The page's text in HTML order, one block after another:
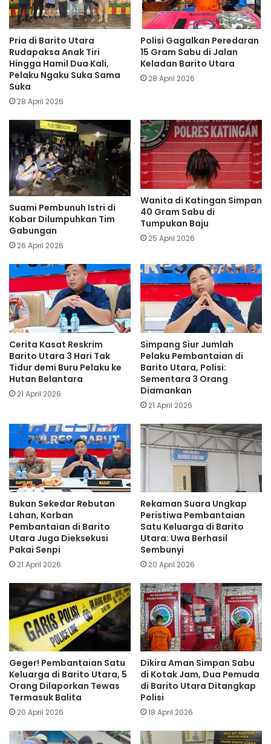
Pria di Barito Utara
Rudapaksa Anak Tiri
Hingga Hamil Dua Kali,
Pelaku Ngaku Suka Sama
Suka
28 April 2026
Polisi Gagalkan Peredaran
15 Gram Sabu di Jalan
Keladan Barito Utara
28 April 2026
Suami Pembunuh Istri di
Kobar Dilumpuhkan Tim
Gabungan
26 April 2026
Wanita di Katingan Simpan
40 Gram Sabu di
Tumpukan Baju
25 April 2026
Cerita Kasat Reskrim
Barito Utara 3 Hari Tak
Tidur demi Buru Pelaku ke
Hutan Belantara
21 April 2026
Simpang Siur Jumlah
Pelaku Pembantaian di
Barito Utara, Polisi:
Sementara 3 Orang
Diamankan
21 April 2026
Bukan Sekedar Rebutan
Lahan, Korban
Pembantaian di Barito
Utara Juga Dieksekusi
Pakai Senpi
21 April 2026
Rekaman Suara Ungkap
Peristiwa Pembantaian
Satu Keluarga di Barito
Utara: Uwa Berhasil
Sembunyi
20 April 2026
Geger! Pembantaian Satu
Keluarga di Barito Utara, 5
Orang Dilaporkan Tewas
Termasuk Balita
20 April 2026
Dikira Aman Simpan Sabu
di Kotak Jam, Dua Pemuda
di Barito Utara Ditangkap
Polisi
18 April 2026